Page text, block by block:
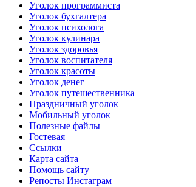
Уголок программиста
Уголок бухгалтера
Уголок психолога
Уголок кулинара
Уголок здоровья
Уголок воспитателя
Уголок красоты
Уголок денег
Уголок путешественника
Праздничный уголок
Мобильный уголок
Полезные файлы
Гостевая
Ссылки
Карта сайта
Помощь сайту
Репосты Инстаграм